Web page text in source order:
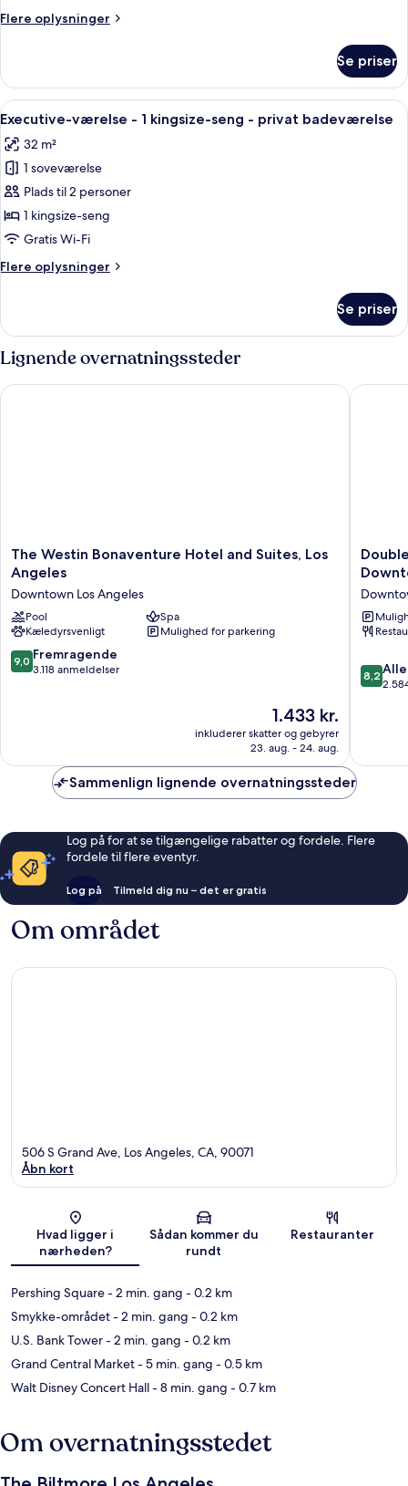
kingsize-
privat
badeværelse
Flere oplysninger
Flere
værelse
1
seng
badeværelse
Se priser
Indlæs
alle
billeder
af
Executive-
værelse
-
kingsize-
privat
badeværelse
Et hotelværelse med en stor seng,
9
Executive-værelse - 1 kingsize-seng - privat badeværelse
32 m²
1 soveværelse
Plads til 2 personer
1 kingsize-seng
Gratis Wi-Fi
Flere oplysninger
Flere
værelse
1
seng
Se priser
Lignende overnatningssteder
The
Westin
Bonaventure
Hotel
and
Suites,
Los
Angeles
The Westin Bonaventure Hotel and Suites, Los
Angeles
Downtown Los Angeles
Pool
Spa
Kæledyrsvenligt
Mulighed for parkering
9.0
ud
9,0 Fremragende
3.118 anmeldelser
Prisen
er
1.433 kr.
1.433 kr.
inkluderer skatter og gebyrer
23. aug. - 24. aug.
The Westin Bonaventure Hotel and Suites, Los Angeles
by
Hotel
Los
Angeles
Los
8.2
ud
8,2
Sammenlign lignende overnatningssteder
Log på for at se tilgængelige rabatter og fordele. Flere
fordele til flere eventyr.
Log på Tilmeld dig nu – det er gratis
Om området
Kort
506 S Grand Ave, Los Angeles, CA, 90071
Åbn kort
Hvad ligger i
nærheden?
Sådan kommer du
rundt
Restauranter
Pershing Square- 2 min. gang - 0.2 km
Smykke-området- 2 min. gang - 0.2 km
U.S. Bank Tower- 2 min. gang - 0.2 km
Grand Central Market- 5 min. gang - 0.5 km
Walt Disney Concert Hall- 8 min. gang - 0.7 km
Om overnatningsstedet